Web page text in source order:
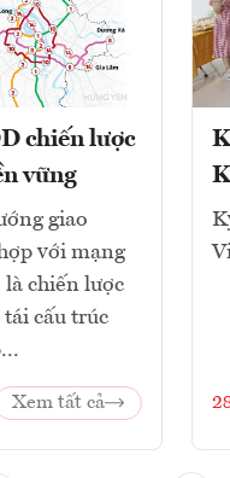
chiến lược
vững
giao
với mạng
chiến lược
tái cấu trúc
Xem tất cả